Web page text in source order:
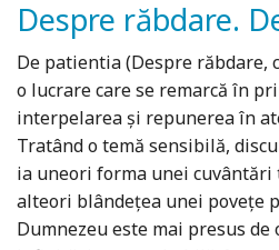
Despre răbdare.
De patientia (Despre răbdare,
o lucrare care se remarcă în
interpelarea şi repunerea în
Tratând o temă sensibilă,
ia uneori forma unei cuvântări
alteori blândeţea unei poveţe
Dumnezeu este mai presus